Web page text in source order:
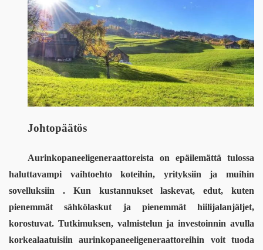
Johtopäätös
Aurinkopaneeligeneraattoreista on epäilemättä tulossa
haluttavampi vaihtoehto koteihin, yrityksiin ja muihin
sovelluksiin . Kun kustannukset laskevat, edut, kuten
pienemmät sähkölaskut ja pienemmät hiilijalanjäljet,
korostuvat. Tutkimuksen, valmistelun ja investoinnin avulla
korkealaatuisiin aurinkopaneeligeneraattoreihin voit tuoda